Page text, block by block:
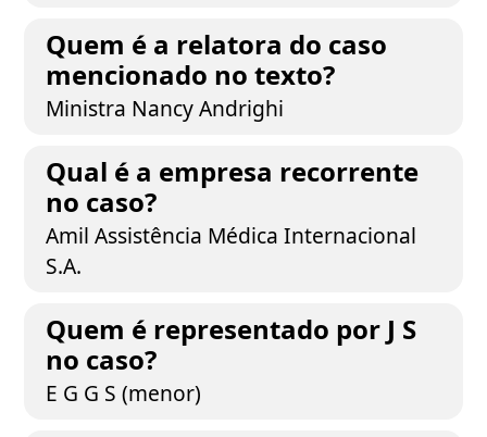
Quem é a relatora do caso
mencionado no texto?
Ministra Nancy Andrighi
Qual é a empresa recorrente
no caso?
Amil Assistência Médica Internacional
S.A.
Quem é representado por J S
no caso?
E G G S (menor)